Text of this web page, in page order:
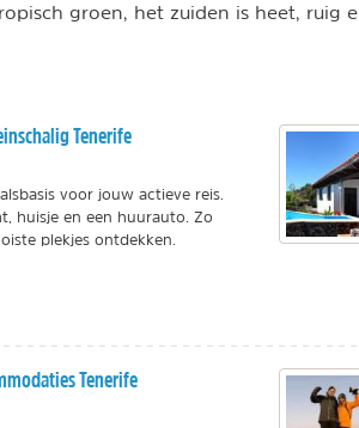
groen, het zuiden is heet, ruig
Tenerife
voor jouw actieve reis.
huisje en een huurauto. Zo
plekjes ontdekken.
Tenerife